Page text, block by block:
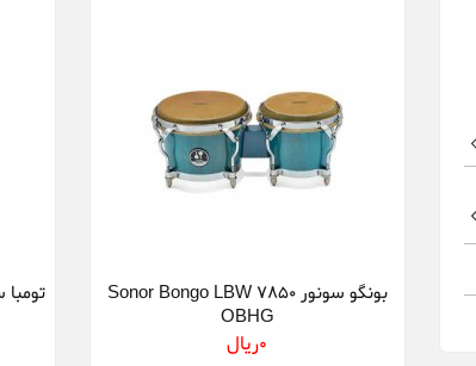
بونگو سونور Sonor Bongo LBW 7850
OBHG
0ريال